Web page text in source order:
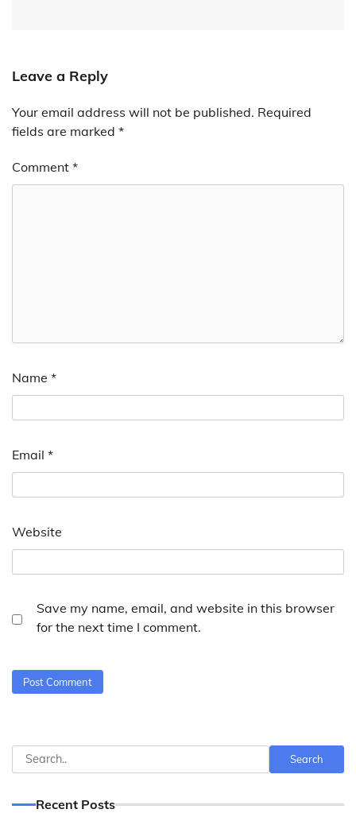
Leave a Reply
Your email address will not be published. Required
fields are marked *
Comment *
Name *
Email *
Website
Save my name, email, and website in this browser
for the next time I comment.
Alternative:
Search Search
Recent Posts